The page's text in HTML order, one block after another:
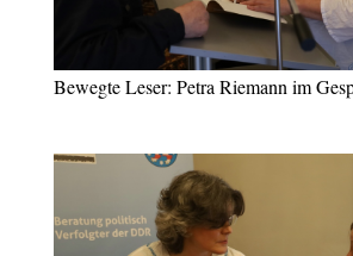
Bewegte Leser: Petra Riemann im